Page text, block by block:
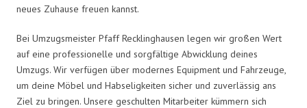
neues Zuhause freuen kannst.
Bei Umzugsmeister Pfaff Recklinghausen legen wir großen Wert
auf eine professionelle und sorgfältige Abwicklung deines
Umzugs. Wir verfügen über modernes Equipment und Fahrzeuge,
um deine Möbel und Habseligkeiten sicher und zuverlässig ans
Ziel zu bringen. Unsere geschulten Mitarbeiter kümmern sich